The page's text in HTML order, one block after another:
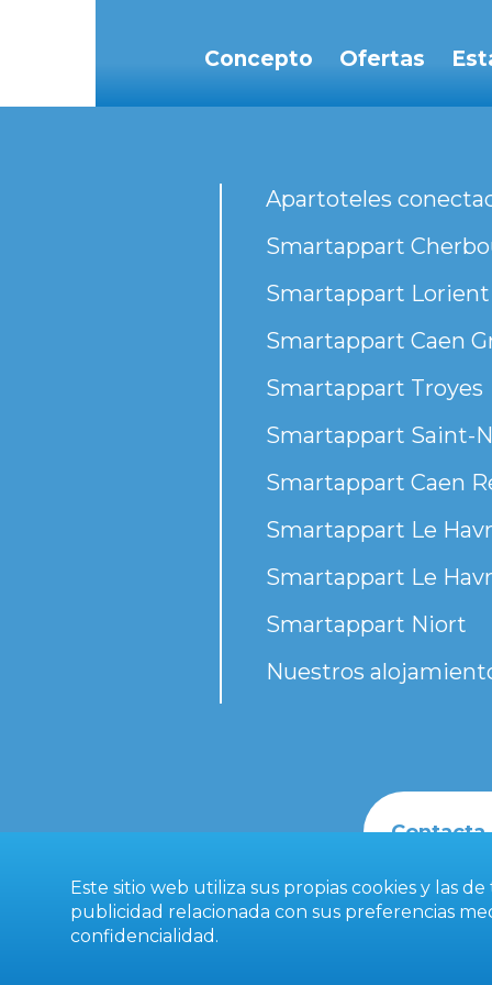
Concepto Ofertas
Apartoteles
Smartappart
Smartappart Lorient
Smartappart Caen
Smartappart Troyes
Smartappart Saint-
Smartappart Caen
Smartappart Le
Smartappart Le
Smartappart Niort
Nuestros
Contacta
Este sitio web utiliza sus propias cookies y las
publicidad relacionada con sus preferencias
confidencialidad .